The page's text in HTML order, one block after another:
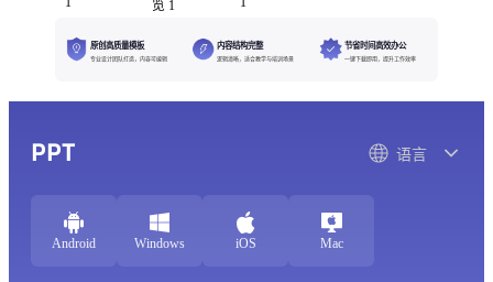
原创高质量模板
专业设计团队打造，内容可编辑
内容结构完整
逻辑清晰，适合教学与培训场景
节省时间高效办公
一键下载即用，提升工作效率
PPT 语言
Android Windows iOS Mac